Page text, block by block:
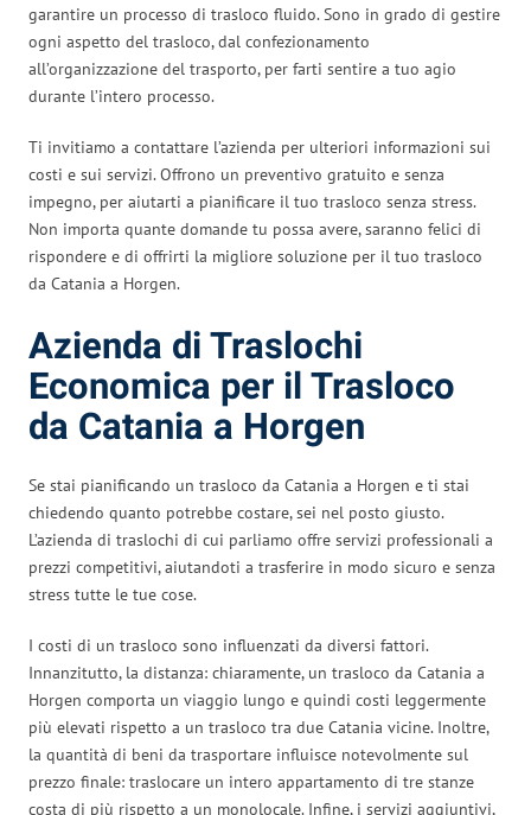
garantire un processo di trasloco fluido. Sono in grado di gestire
ogni aspetto del trasloco, dal confezionamento
all’organizzazione del trasporto, per farti sentire a tuo agio
durante l’intero processo.
Ti invitiamo a contattare l’azienda per ulteriori informazioni sui
costi e sui servizi. Offrono un preventivo gratuito e senza
impegno, per aiutarti a pianificare il tuo trasloco senza stress.
Non importa quante domande tu possa avere, saranno felici di
rispondere e di offrirti la migliore soluzione per il tuo trasloco
da Catania a Horgen.
Azienda di Traslochi
Economica per il Trasloco
da Catania a Horgen
Se stai pianificando un trasloco da Catania a Horgen e ti stai
chiedendo quanto potrebbe costare, sei nel posto giusto.
L’azienda di traslochi di cui parliamo offre servizi professionali a
prezzi competitivi, aiutandoti a trasferire in modo sicuro e senza
stress tutte le tue cose.
I costi di un trasloco sono influenzati da diversi fattori.
Innanzitutto, la distanza: chiaramente, un trasloco da Catania a
Horgen comporta un viaggio lungo e quindi costi leggermente
più elevati rispetto a un trasloco tra due Catania vicine. Inoltre,
la quantità di beni da trasportare influisce notevolmente sul
prezzo finale: traslocare un intero appartamento di tre stanze
costa di più rispetto a un monolocale. Infine, i servizi aggiuntivi,